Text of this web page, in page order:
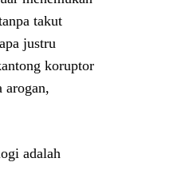
takut
justru
koruptor
arogan,
adalah